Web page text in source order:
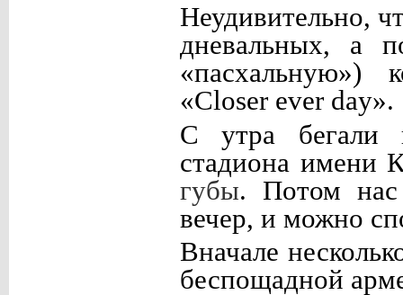
Неудивительно,
дневальных, а
«пасхальную»)
«Closer ever day».
С утра бегали
стадиона имени
губы. Потом нас
вечер, и можно
Вначале
беспощадной